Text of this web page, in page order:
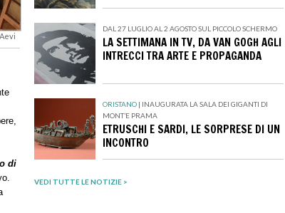
di
DAL 27 LUGLIO AL 2 AGOSTO SUL PICCOLO SCHERMO
LA SETTIMANA IN TV, DA VAN GOGH AGLI
INTRECCI TRA ARTE E PROPAGANDA
ORISTANO | INAUGURATA LA SALA DEI GIGANTI DI
MONT’E PRAMA
ETRUSCHI E SARDI, LE SORPRESE DI UN
INCONTRO
VEDI TUTTE LE NOTIZIE >